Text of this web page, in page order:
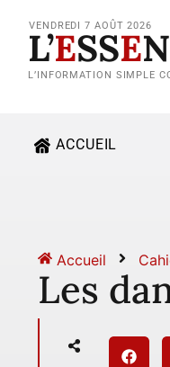
VENDREDI 7 AOÛT 2026
L’ESSE
L’INFORMATION SIMPLE
ACCUEIL
Accueil
Les